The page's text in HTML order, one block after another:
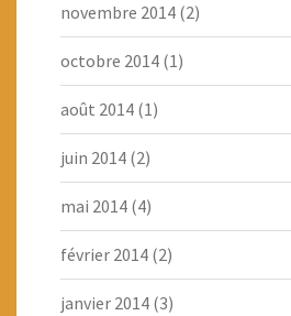
novembre 2014 (2)
octobre 2014 (1)
août 2014 (1)
juin 2014 (2)
mai 2014 (4)
février 2014 (2)
janvier 2014 (3)